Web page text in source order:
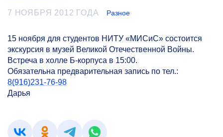
7 НОЯБРЯ 2012 ГОДА Разное
15 ноября для студентов НИТУ «МИСиС» состоится
экскурсия в музей Великой Отечественной Войны.
Встреча в холле Б-корпуса в 15:00.
Обязательна предварительная запись по тел.:
8(916)231-76-98
Дарья